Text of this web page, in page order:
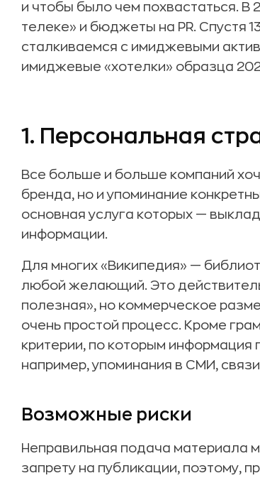
и чтобы было чем похвастаться.
телеке» и бюджеты на PR. Спустя
сталкиваемся с имиджевыми
имиджевые «хотелки» образца
1. Персональная
Все больше и больше компаний
бренда, но и упоминание
основная услуга которых —
информации.
Для многих «Википедия» —
любой желающий. Это
полезная», но коммерческое
очень простой процесс. Кроме
критерии, по которым
например, упоминания в СМИ,
Возможные риски
Неправильная подача материала
запрету на публикации, поэтому,